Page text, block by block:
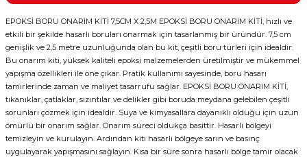
EPOKSİ BORU ONARIM KİTİ 7,5CM X 2,5M EPOKSİ BORU ONARIM KİTİ, hızlı ve
etkili bir şekilde hasarlı boruları onarmak için tasarlanmış bir üründür. 7,5 cm
genişlik ve 2,5 metre uzunluğunda olan bu kit, çeşitli boru türleri için idealdir.
Bu onarım kiti, yüksek kaliteli epoksi malzemelerden üretilmiştir ve mükemmel
yapışma özellikleri ile öne çıkar. Pratik kullanımı sayesinde, boru hasarı
tamirlerinde zaman ve maliyet tasarrufu sağlar. EPOKSİ BORU ONARIM KİTİ,
tıkanıklar, çatlaklar, sızıntılar ve delikler gibi boruda meydana gelebilen çeşitli
sorunları çözmek için idealdir. Suya ve kimyasallara dayanıklı olduğu için uzun
ömürlü bir onarım sağlar. Onarım süreci oldukça basittir. Hasarlı bölgeyi
temizleyin ve kurulayın. Ardından kiti hasarlı bölgeye sarın ve basınç
uygulayarak yapışmasını sağlayın. Kısa bir süre sonra hasarlı bölge tamir olacak